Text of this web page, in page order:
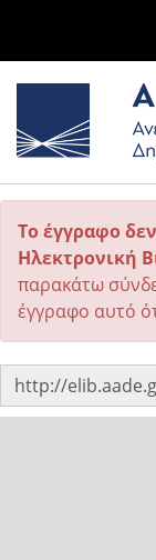
Το έγγραφο
Ηλεκτρονική
παρακάτω
έγγραφο αυτό